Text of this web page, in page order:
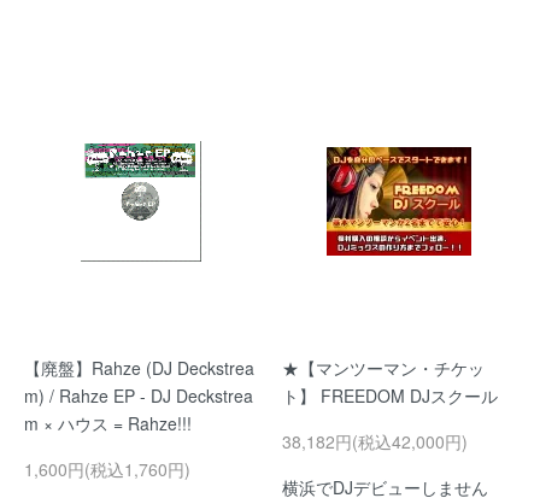
【廃盤】Rahze (DJ Deckstrea
m) / Rahze EP - DJ Deckstrea
m × ハウス = Rahze!!!
1,600円(税込1,760円)
★【マンツーマン・チケッ
ト】 FREEDOM DJスクール
38,182円(税込42,000円)
横浜でDJデビューしません